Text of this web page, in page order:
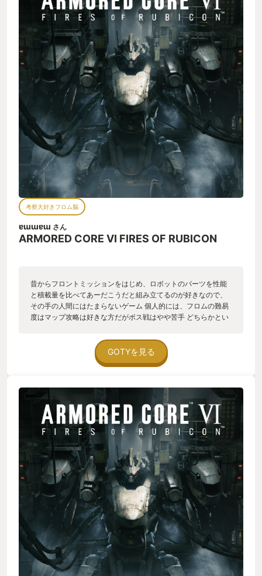
った展開がされており、いつものアーマードコアとひと味違う
盛り上がり方をしていたと思います。 本当に本当にありがとう
ございました。次回作も楽しみにしています。
考察大好きフロム脳
ɐɯɯɐɯ さん
ARMORED CORE VI FIRES OF RUBICON
昔からフロントミッションをはじめ、ロボットのパーツを性能
と積載量を比べてあーだこうだと組み立てるのが好きなので、
その手の人間にはたまらないゲーム 個人的には、フロムの難易
度はマップ攻略は好きな方だがボス戦はやや苦手 どちらかとい
しステータスをあげて倒すのは好きじゃないというジレンマに
毎回悩まされる 武器のレベルをあげればある程度はサクサクだ
がわたしのプレイヤースキルには限界がある そして、今作には
磨いてクリアするかを楽しめる人間には最高なゲームであろう
わたしは早々にクリア解説動画に頼った笑 さて、ながながと話
したがわたしがこのゲームに感じる魅力は他のフロムゲー同様
にゲーム内に散りばめられているtipsやアイテム説明文などから
自分勝手に考察できる部分だ アクションも楽しいがちょっとで
もストーリーを読み取ろうとしたなら、あなたもすでに立派な
フロム脳への一歩を踏み出している…
GOTYを見る